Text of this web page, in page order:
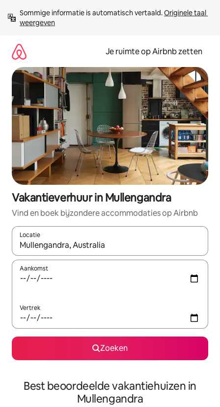
direct
naar
Sommige informatie is automatisch vertaald. Originele taal
weergeven
Je ruimte op Airbnb zetten
Vakantieverhuur in Mullengandra
Vind en boek bijzondere accommodaties op Airbnb
Locatie
Wanneer er suggesties beschikbaar zijn, maak je een keuze
Aankomst
Vertrek
Zoeken
Best beoordeelde vakantiehuizen in
Mullengandra